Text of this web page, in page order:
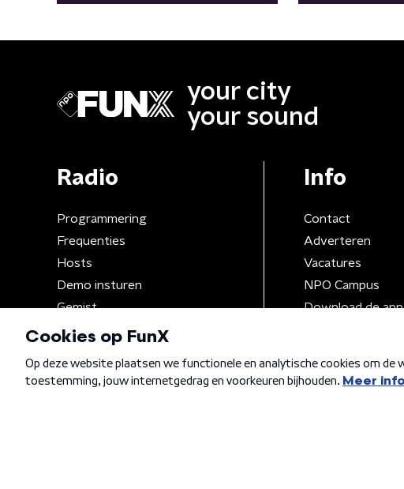
your city
your sound
Radio
Programmering
Frequenties
Hosts
Demo insturen
Gemist
Info
Contact
Adverteren
Vacatures
NPO Campus
Download de app
Algemene voorwaarden Privacybeleid